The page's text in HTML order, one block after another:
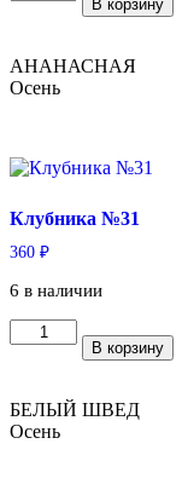
товара
В корзину
АНАНАСНАЯ
Осень
Клубника №31
360 ₽
6 в наличии
Количество
товара
В корзину
БЕЛЫЙ ШВЕД
Осень